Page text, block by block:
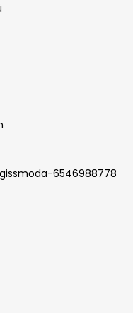
6546988778